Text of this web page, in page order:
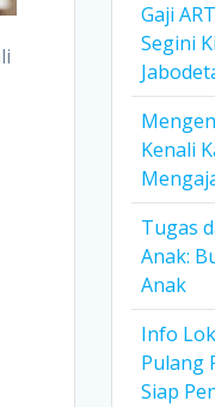
Gaji
Segini
Kenali
Tugas
Anak:
Anak
Info
Pulang
Siap